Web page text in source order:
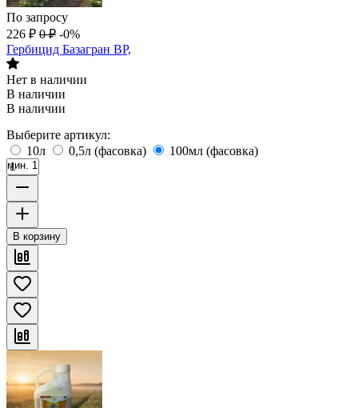
По запросу
226 ₽ 0 ₽ -0%
Гербицид Базагран ВР,
Нет в наличии
В наличии
В наличии
Выберите артикул:
10л
0,5л (фасовка) 100мл (фасовка)
мин. 1
В корзину